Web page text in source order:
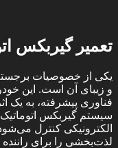
تعمیر گیربکس
و زیبای آن است. این
فناوری پیشرفته، به یک
الکترونیکی کنترل
لذت‌بخشی را برای